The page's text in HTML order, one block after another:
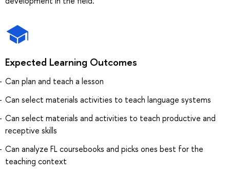
Expected Learning Outcomes
Can plan and teach a lesson
Can select materials activities to teach language systems
Can select materials and activities to teach productive and
receptive skills
Can analyze FL coursebooks and picks ones best for the
teaching context